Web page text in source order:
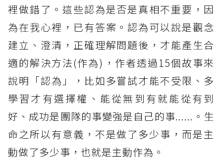
裡做錯了。這些認為是否是真相不重要，因
為在我心裡，已有答案。認為可以說是觀念
建立、澄清，正確理解問題後，才能產生合
適的解決方法(作為)，作者透過15個故事來
說明「認為」，比如多嘗試才能不受限、多
學習才有選擇權、能從無到有就能從有到
好、成功是團隊的事變強是自己的事......。生
命之所以有意義，不是做了多少事，而是主
動做了多少事，也就是主動作為。